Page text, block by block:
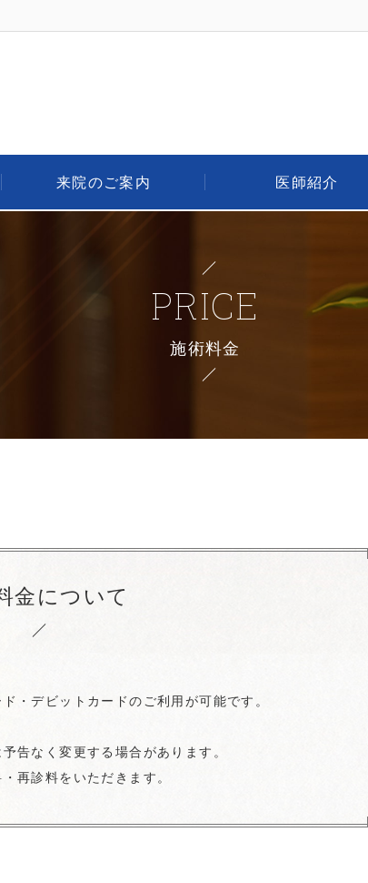
来院のご案内 医師紹介
PRICE
施術料金
金について
・デビットカードのご利用が可能です。
告なく変更する場合があります。
再診料をいただきます。